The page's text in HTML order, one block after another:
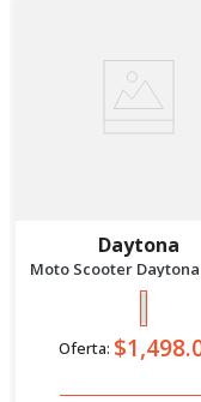
Daytona
Moto Scooter Daytona
Bit Se Bi 2027
Oferta: